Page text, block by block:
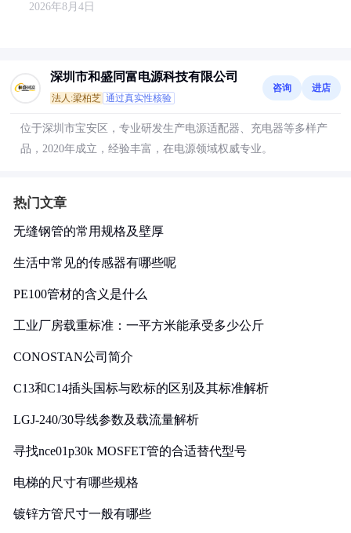
2026年8月4日
深圳市和盛同富电源科技有限公司
法人:梁柏芝 通过真实性核验
咨询 进店
位于深圳市宝安区，专业研发生产电源适配器、充电器等多样产
品，2020年成立，经验丰富，在电源领域权威专业。
热门文章
无缝钢管的常用规格及壁厚
生活中常见的传感器有哪些呢
PE100管材的含义是什么
工业厂房载重标准：一平方米能承受多少公斤
CONOSTAN公司简介
C13和C14插头国标与欧标的区别及其标准解析
LGJ-240/30导线参数及载流量解析
寻找nce01p30k MOSFET管的合适替代型号
电梯的尺寸有哪些规格
镀锌方管尺寸一般有哪些